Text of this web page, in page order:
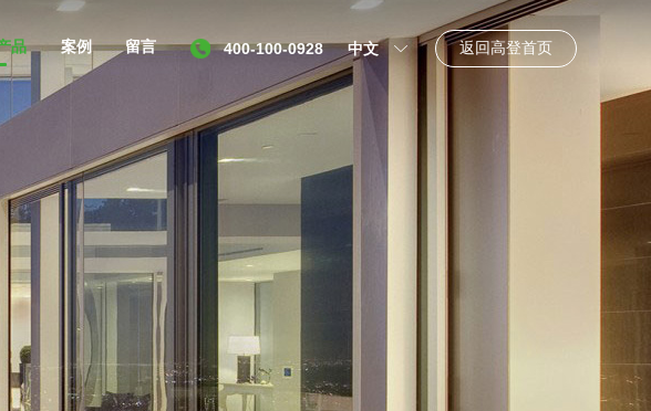
品 案例 留言 400-100-0928 中文 返回高登首页